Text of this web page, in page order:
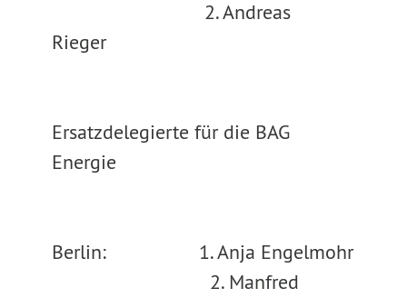
2. Andreas
Rieger
Ersatzdelegierte für die BAG
Energie
Berlin: 1. Anja Engelmohr
2. Manfred